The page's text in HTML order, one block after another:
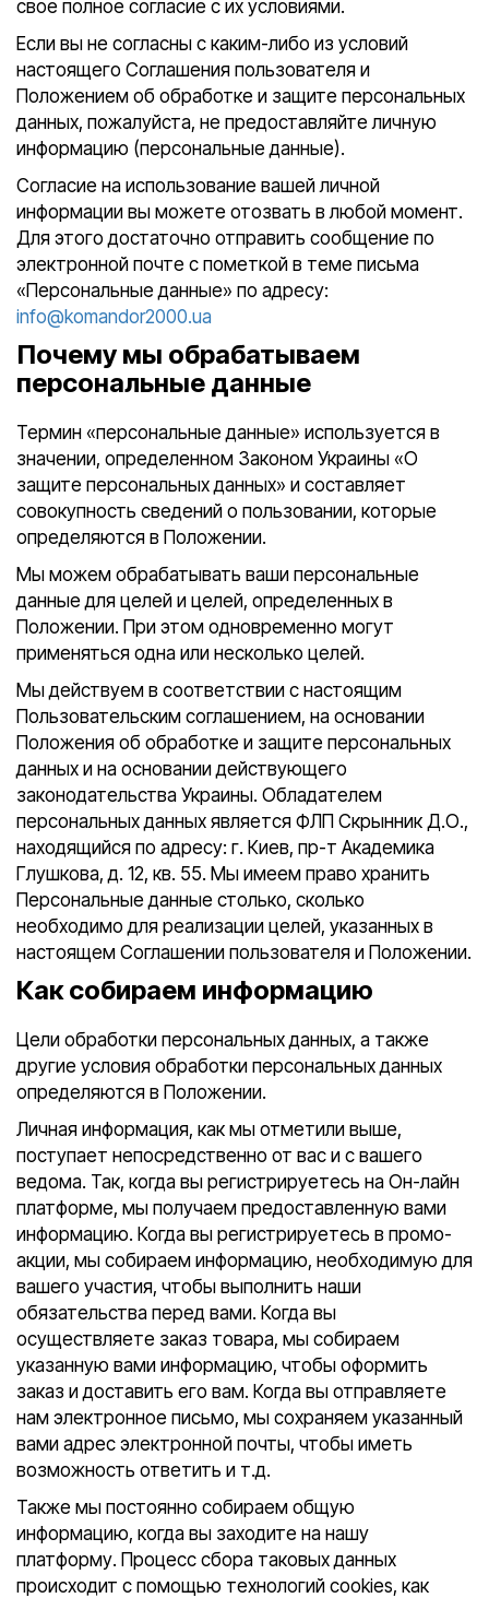
свое полное согласие с их условиями.
Если вы не согласны с каким-либо из условий
настоящего Соглашения пользователя и
Положением об обработке и защите персональных
данных, пожалуйста, не предоставляйте личную
информацию (персональные данные).
Согласие на использование вашей личной
информации вы можете отозвать в любой момент.
Для этого достаточно отправить сообщение по
электронной почте с пометкой в теме письма
«Персональные данные» по адресу:
info@komandor2000.ua
Почему мы обрабатываем
персональные данные
Термин «персональные данные» используется в
значении, определенном Законом Украины «О
защите персональных данных» и составляет
совокупность сведений о пользовании, которые
определяются в Положении.
Мы можем обрабатывать ваши персональные
данные для целей и целей, определенных в
Положении. При этом одновременно могут
применяться одна или несколько целей.
Мы действуем в соответствии с настоящим
Пользовательским соглашением, на основании
Положения об обработке и защите персональных
данных и на основании действующего
законодательства Украины. Обладателем
персональных данных является ФЛП Скрынник Д.О.,
находящийся по адресу: г. Киев, пр-т Академика
Глушкова, д. 12, кв. 55. Мы имеем право хранить
Персональные данные столько, сколько
необходимо для реализации целей, указанных в
настоящем Соглашении пользователя и Положении.
Как собираем информацию
Цели обработки персональных данных, а также
другие условия обработки персональных данных
определяются в Положении.
Личная информация, как мы отметили выше,
поступает непосредственно от вас и с вашего
ведома. Так, когда вы регистрируетесь на Он-лайн
платформе, мы получаем предоставленную вами
информацию. Когда вы регистрируетесь в промо-
акции, мы собираем информацию, необходимую для
вашего участия, чтобы выполнить наши
обязательства перед вами. Когда вы
осуществляете заказ товара, мы собираем
указанную вами информацию, чтобы оформить
заказ и доставить его вам. Когда вы отправляете
нам электронное письмо, мы сохраняем указанный
вами адрес электронной почты, чтобы иметь
возможность ответить и т.д.
Также мы постоянно собираем общую
информацию, когда вы заходите на нашу
платформу. Процесс сбора таковых данных
происходит с помощью технологий cookies, как